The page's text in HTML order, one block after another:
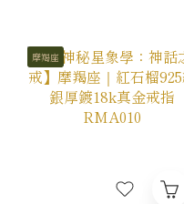
摩羯座